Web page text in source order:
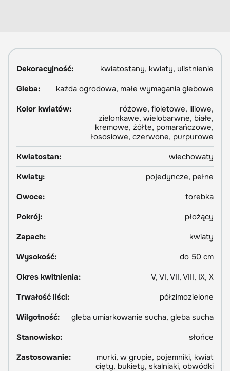
Dekoracyjność:
kwiatostany, kwiaty, ulistnienie
Gleba:
każda ogrodowa, małe wymagania glebowe
Kolor kwiatów:
różowe, fioletowe, liliowe,
zielonkawe, wielobarwne, białe,
kremowe, żółte, pomarańczowe,
łososiowe, czerwone, purpurowe
Kwiatostan:
wiechowaty
Kwiaty:
pojedyncze, pełne
Owoce:
torebka
Pokrój:
płożący
Zapach:
kwiaty
Wysokość:
do 50 cm
Okres kwitnienia:
V, VI, VII, VIII, IX, X
Trwałość liści:
półzimozielone
Wilgotność:
gleba umiarkowanie sucha, gleba sucha
Stanowisko:
słońce
Zastosowanie:
murki, w grupie, pojemniki, kwiat
cięty, bukiety, skalniaki, obwódki